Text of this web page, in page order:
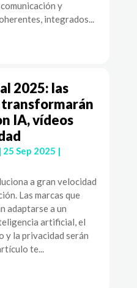
y
integrados...
2025: las
IA, vídeos
| 25 Sep 2025 |
a gran velocidad
Las marcas que
adaptarse a un
artificial, el
y la privacidad serán
te...